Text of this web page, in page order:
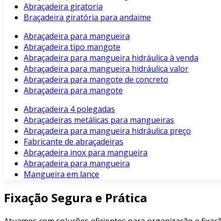
Abraçadeira giratoria
Braçadeira giratória para andaime
Abraçadeira para mangueira
Abraçadeira tipo mangote
Abraçadeira para mangueira hidráulica à venda
Abraçadeira para mangueira hidráulica valor
Abraçadeira para mangote de concreto
Abraçadeira para mangote
Abraçadeira 4 polegadas
Abraçadeiras metálicas para mangueiras
Abraçadeira para mangueira hidráulica preço
Fabricante de abraçadeiras
Abraçadeira inox para mangueira
Abraçadeira para mangueira
Mangueira em lance
Fixação Segura e Prática